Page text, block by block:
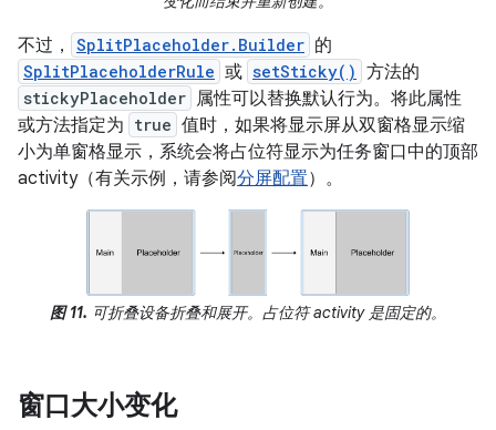
不过， SplitPlaceholder.Builder 的
SplitPlaceholderRule 或 setSticky() 方法的
stickyPlaceholder 属性可以替换默认行为。将此属性
或方法指定为 true 值时，如果将显示屏从双窗格显示缩
小为单窗格显示，系统会将占位符显示为任务窗口中的顶部
activity（有关示例，请参阅分屏配置）。
图 11. 可折叠设备折叠和展开。占位符 activity 是固定的。
窗口大小变化